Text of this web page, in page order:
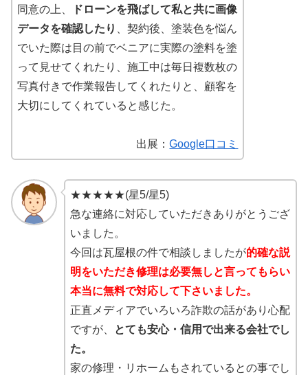
同意の上、
ドローンを飛ばして私と共に画像
データを確認したり
、契約後、塗装色を悩ん
でいた際は目の前でベニアに実際の塗料を塗
って見せてくれたり、施工中は毎日複数枚の
写真付きで作業報告してくれたりと、顧客を
大切にしてくれていると感じた。
出展：Google口コミ
★★★★★(星5/星5)
急な連絡に対応していただきありがとうござ
いました。
今回は瓦屋根の件で相談しましたが的確な説
明をいただき修理は必要無しと言ってもらい
本当に無料で対応して下さいました。
正直メディアでいろいろ詐欺の話があり心配
ですが、
とても安心・信用で出来る会社でし
た。
家の修理・リホームもされているとの事でし